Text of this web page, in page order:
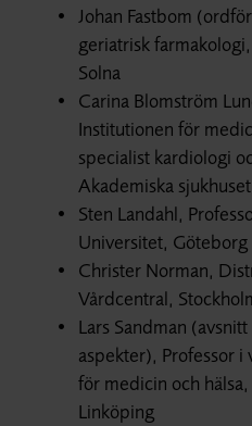
Johan Fastbom
geriatrisk
Solna
Carina Blomström
Institutionen för
specialist kardiologi
Akademiska
Sten Landahl,
Universitet, Göteborg
Christer Norman,
Vårdcentral,
Lars Sandman
aspekter), Professor
för medicin och
Linköping